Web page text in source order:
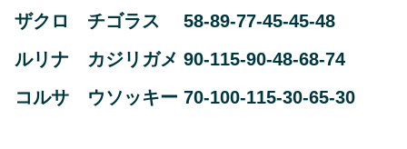
ザクロ チゴラス 58-89-77-45-45-48
ルリナ カジリガメ 90-115-90-48-68-74
コルサ ウソッキー 70-100-115-30-65-30